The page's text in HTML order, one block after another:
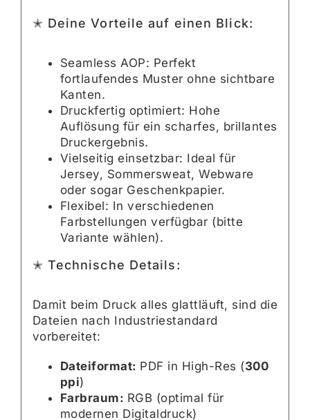
✭ Deine Vorteile auf einen Blick:
Seamless AOP: Perfekt
fortlaufendes Muster ohne sichtbare
Kanten.
Druckfertig optimiert: Hohe
Auflösung für ein scharfes, brillantes
Druckergebnis.
Vielseitig einsetzbar: Ideal für
Jersey, Sommersweat, Webware
oder sogar Geschenkpapier.
Flexibel: In verschiedenen
Farbstellungen verfügbar (bitte
Variante wählen).
✭ Technische Details:
Damit beim Druck alles glattläuft, sind die
Dateien nach Industriestandard
vorbereitet:
Dateiformat: PDF in High-Res (300
ppi)
Farbraum: RGB (optimal für
modernen Digitaldruck)